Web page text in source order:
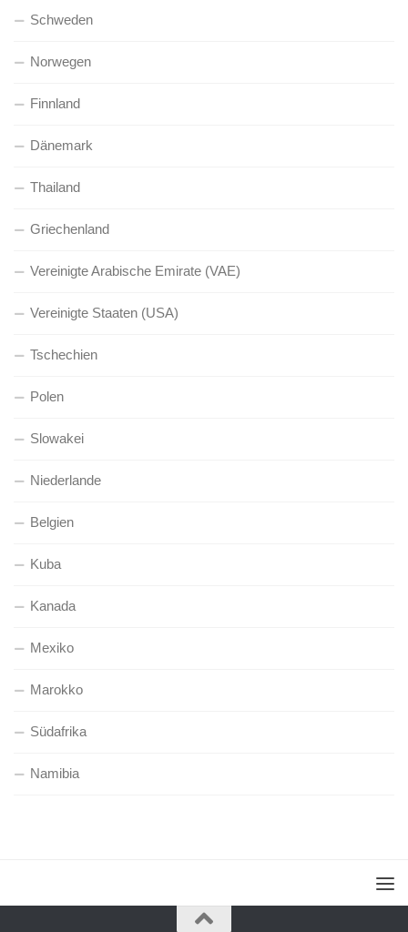
Schweden
Norwegen
Finnland
Dänemark
Thailand
Griechenland
Vereinigte Arabische Emirate (VAE)
Vereinigte Staaten (USA)
Tschechien
Polen
Slowakei
Niederlande
Belgien
Kuba
Kanada
Mexiko
Marokko
Südafrika
Namibia